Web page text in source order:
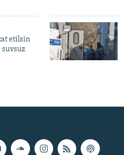
etilsin
suvsuz